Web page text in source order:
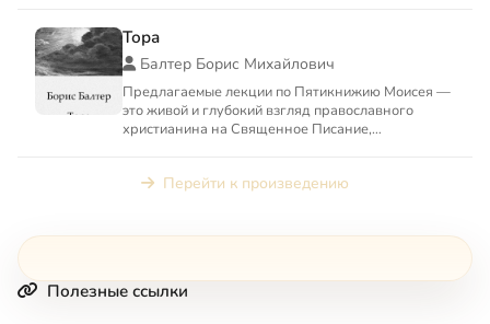
Тора
Балтер Борис Михайлович
Предлагаемые лекции по Пятикнижию Моисея —
это живой и глубокий взгляд православного
христианина на Священное Писание,
Перейти к произведению
Полезные ссылки